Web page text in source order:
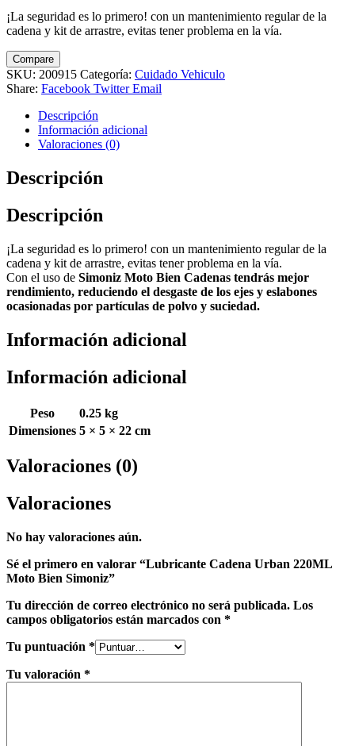
¡La seguridad es lo primero! con un mantenimiento regular de la
cadena y kit de arrastre, evitas tener problema en la vía.
Compare
SKU: 200915 Categoría: Cuidado Vehiculo
Share: Facebook Twitter Email
Descripción
Información adicional
Valoraciones (0)
Descripción
Descripción
¡La seguridad es lo primero! con un mantenimiento regular de la
cadena y kit de arrastre, evitas tener problema en la vía.
Con el uso de Simoniz Moto Bien Cadenas tendrás mejor
rendimiento, reduciendo el desgaste de los ejes y eslabones
ocasionadas por partículas de polvo y suciedad.
Información adicional
Información adicional
Peso
0.25 kg
Dimensiones 5 × 5 × 22 cm
Valoraciones (0)
Valoraciones
No hay valoraciones aún.
Sé el primero en valorar “Lubricante Cadena Urban 220ML
Moto Bien Simoniz”
Tu dirección de correo electrónico no será publicada. Los
campos obligatorios están marcados con *
Tu puntuación *
Tu valoración *